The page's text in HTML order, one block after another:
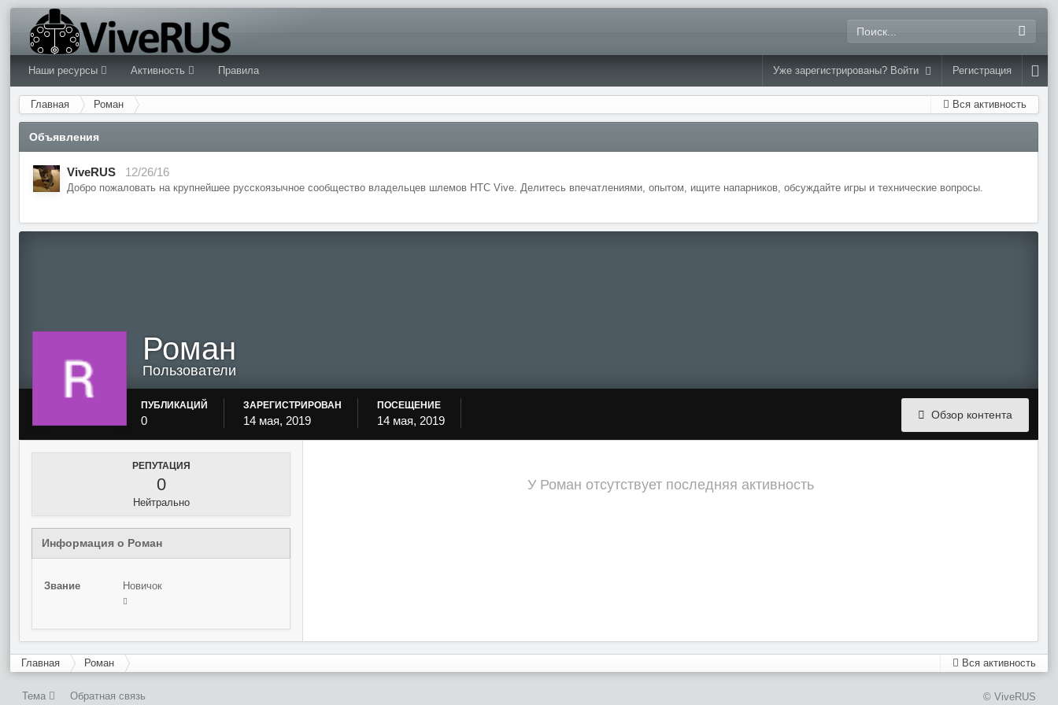
Наши ресурсы Активность Правила Уже зарегистрированы? Войти Регистрация
Вся активность
Главная Роман
Объявления
ViveRUS 12/26/16
Добро пожаловать на крупнейшее русскоязычное сообщество владельцев шлемов HTC Vive. Делитесь впечатлениями, опытом, ищите напарников, обсуждайте игры и технические вопросы.
Роман
Пользователи
Обзор контента
ПУБЛИКАЦИЙ
0
ЗАРЕГИСТРИРОВАН
14 мая, 2019
ПОСЕЩЕНИЕ
14 мая, 2019
РЕПУТАЦИЯ
0
Нейтрально
Информация о Роман
Звание Новичок
У Роман отсутствует последняя активность
Вся активность
Главная Роман
Тема Обратная связь © ViveRUS